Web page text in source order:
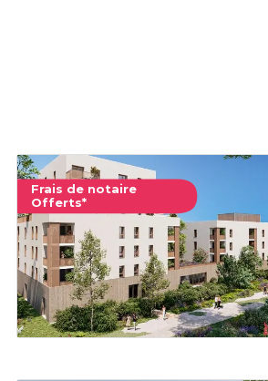
Frais de notaire
Offerts*